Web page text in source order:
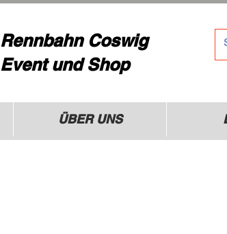
Rennbahn Coswig
Event und Shop
ÜBER UNS